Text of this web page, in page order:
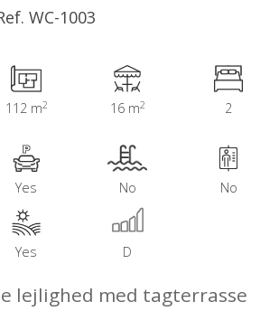
WC-1003
112 m2 16 m2 2
Yes No No
Yes D
lejlighed med tagterrasse